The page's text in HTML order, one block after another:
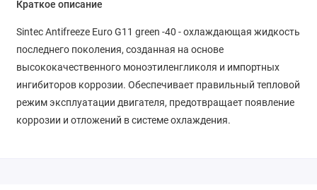
Краткое описание
Sintec Antifreeze Euro G11 green -40 - охлаждающая жидкость
последнего поколения, созданная на основе
высококачественного моноэтиленгликоля и импортных
ингибиторов коррозии. Обеспечивает правильный тепловой
режим эксплуатации двигателя, предотвращает появление
коррозии и отложений в системе охлаждения.